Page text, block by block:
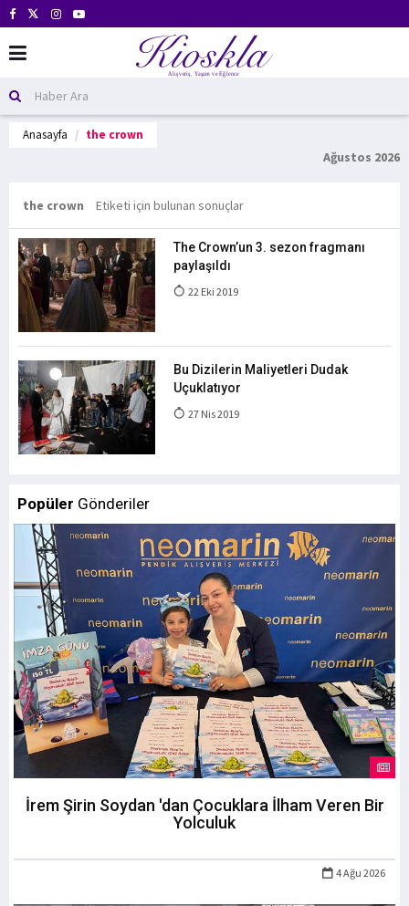
Anasayfa the crown
Ağustos 2026
the crown Etiketi için bulunan sonuçlar
The Crown’un 3. sezon fragmanı
paylaşıldı
22 Eki 2019
Bu Dizilerin Maliyetleri Dudak
Uçuklatıyor
27 Nis 2019
Popüler Gönderiler
İrem Şirin Soydan 'dan Çocuklara İlham Veren Bir
Yolculuk
4 Ağu 2026